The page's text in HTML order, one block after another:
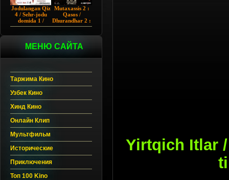
Jodulangan Qiz
4 / Sehr-jodu
domida 1 /
Egallangan 1 /
Hind kino
Uzbek tilida
Mutaxassis 2 :
Qasos /
Dhurandhar 2 :
Intiqom 2026
МЕНЮ САЙТА
Таржима Кино
Узбек Кино
Хинд Кино
Онлайн Клип
Мультфильм
Исторические
Приключения
Топ 100 Kino
Yirtqich Itlar